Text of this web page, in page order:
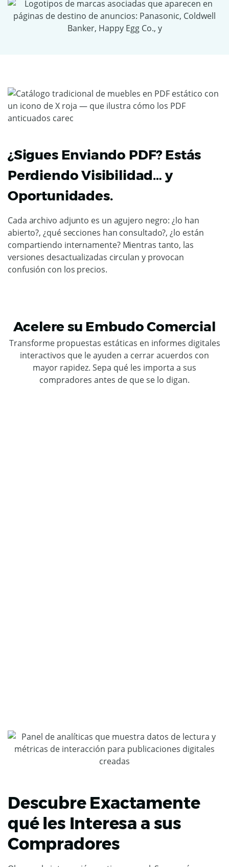
¿Sigues Enviando PDF? Estás
Perdiendo Visibilidad… y
Oportunidades.
Cada archivo adjunto es un agujero negro: ¿lo han
abierto?, ¿qué secciones han consultado?, ¿lo están
compartiendo internamente? Mientras tanto, las
versiones desactualizadas circulan y provocan
confusión con los precios.
Acelere su Embudo Comercial
Transforme propuestas estáticas en informes digitales
interactivos que le ayuden a cerrar acuerdos con
mayor rapidez. Sepa qué les importa a sus
compradores antes de que se lo digan.
Descubre Exactamente
qué les Interesa a sus
Compradores